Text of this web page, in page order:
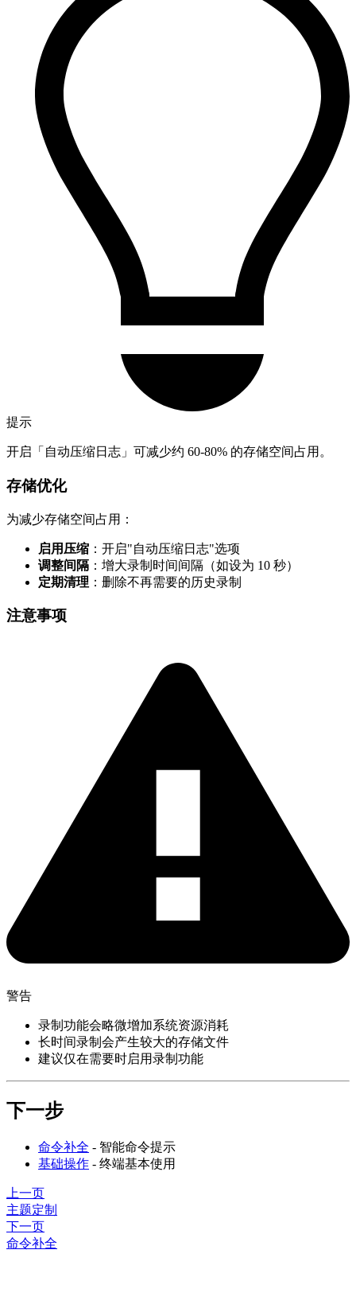
提示
开启「自动压缩日志」可减少约 60-80% 的存储空间占用。
存储优化
为减少存储空间占用：
启用压缩 ：开启"自动压缩日志"选项
调整间隔 ：增大录制时间间隔（如设为 10 秒）
定期清理 ：删除不再需要的历史录制
注意事项
警告
录制功能会略微增加系统资源消耗
长时间录制会产生较大的存储文件
建议仅在需要时启用录制功能
下一步
命令补全 - 智能命令提示
基础操作 - 终端基本使用
上一页
主题定制
下一页
命令补全